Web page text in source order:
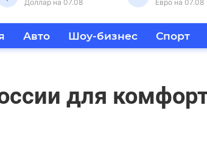
Доллар на 07.08 Евро на 07.08
Авто Шоу-бизнес Спорт
для